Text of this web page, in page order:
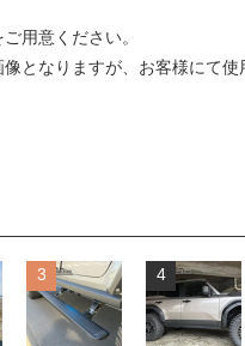
用意ください。
となりますが、お客様にて使
3 4